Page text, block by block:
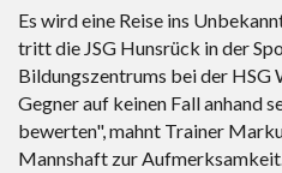
Es wird eine Reise ins
tritt die JSG Hunsrück in der
Bildungszentrums bei der HSG
Gegner auf keinen Fall anhand
bewerten", mahnt Trainer
Mannshaft zur